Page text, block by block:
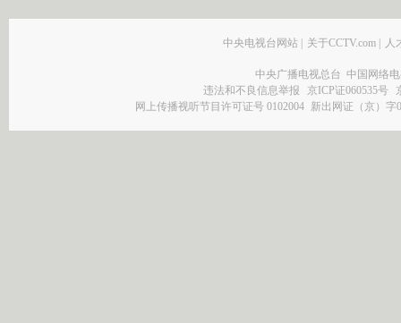
中央电视台网站 关于CCTV.com 人
中央广播电视总台 中国网络
违法和不良信息举报
京ICP证060535号
网上传播视听节目许可证号 0102004 新出网证（京）